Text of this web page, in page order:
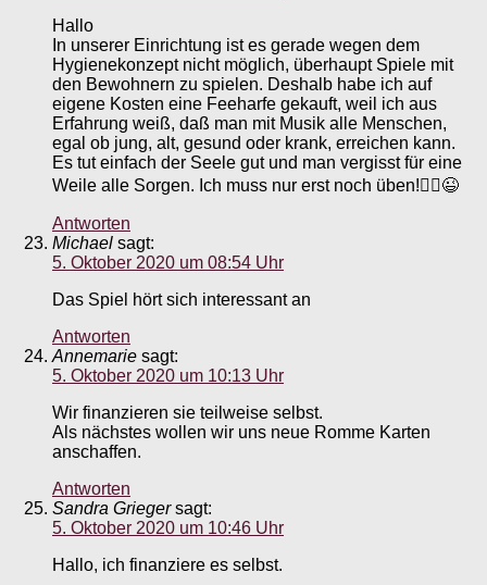
Hallo
In unserer Einrichtung ist es gerade wegen dem
Hygienekonzept nicht möglich, überhaupt Spiele mit
den Bewohnern zu spielen. Deshalb habe ich auf
eigene Kosten eine Feeharfe gekauft, weil ich aus
Erfahrung weiß, daß man mit Musik alle Menschen,
egal ob jung, alt, gesund oder krank, erreichen kann.
Es tut einfach der Seele gut und man vergisst für eine
Weile alle Sorgen. Ich muss nur erst noch üben!🤷‍♀️😉
Antworten
Michael sagt:
5. Oktober 2020 um 08:54 Uhr
Das Spiel hört sich interessant an
Antworten
Annemarie sagt:
5. Oktober 2020 um 10:13 Uhr
Wir finanzieren sie teilweise selbst.
Als nächstes wollen wir uns neue Romme Karten
anschaffen.
Antworten
Sandra Grieger sagt:
5. Oktober 2020 um 10:46 Uhr
Hallo, ich finanziere es selbst.